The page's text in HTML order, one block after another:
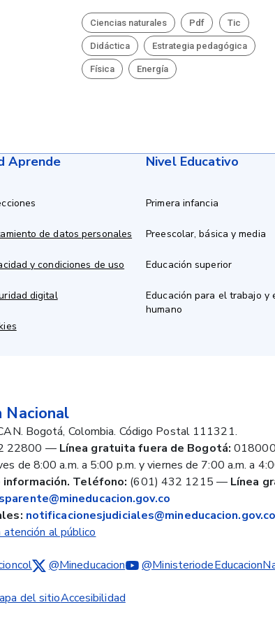
Ciencias naturales Pdf Tic
Didáctica Estrategia pedagógica
Física Energía
Aprende
de datos personales
y condiciones de uso
digital
Nivel Educativo
Primera infancia
Preescolar, básica y media
Educación superior
Educación para el trabajo y
humano
Nacional
Bogotá, Colombia. Código Postal 111321.
22800 — Línea gratuita fuera de Bogotá:
de 8:00 a.m. a 5:00 p.m. y viernes de 7:00 a.m. a
Teléfono: (601) 432 1215 — Línea
notificacionesjudiciales@mineducacion.gov.co
al público
@Mineducacion
del sitioAccesibilidad